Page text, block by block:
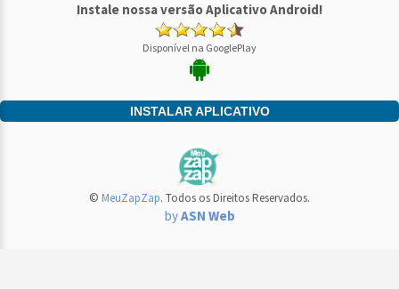
Instale nossa versão Aplicativo Android!
Disponível na GooglePlay
INSTALAR APLICATIVO
© MeuZapZap. Todos os Direitos Reservados.
byASN Web